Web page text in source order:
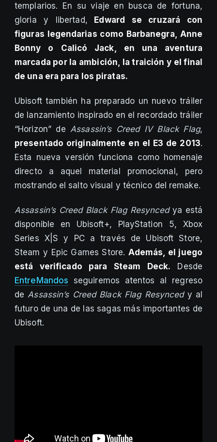
templarios. En su viaje en busca de fortuna,
gloria y libertad, Edward se cruzará con
figuras legendarias como Barbanegra, Anne
Bonny o Calicó Jack, en una aventura
marcada por la ambición, la traición y el final
de una era para los piratas.
Ubisoft también ha preparado un nuevo tráiler
de lanzamiento inspirado en el recordado tráiler
“Horizon” de Assassin’s Creed IV Black Flag,
presentado originalmente en el E3 de 2013.
Esta nueva versión funciona como homenaje
directo a aquel material promocional, pero
mostrando el salto visual y técnico del remake.
Assassin’s Creed Black Flag Resyncedya está
disponible en Ubisoft+, PlayStation 5, Xbox
Series X|S y PC a través de Ubisoft Store,
Steam y Epic Games Store. Además, el juego
está verificado para Steam Deck. Desde
EntreMandos seguiremos atentos al regreso
de Assassin’s Creed Black Flag Resyncedy al
futuro de una de las sagas más importantes de
Ubisoft.